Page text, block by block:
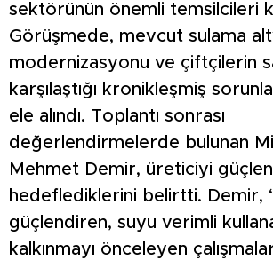
sektörünün önemli temsilcileri
Görüşmede, mevcut sulama
modernizasyonu ve çiftçilerin
karşılaştığı kronikleşmiş
ele alındı. Toplantı sonrası
değerlendirmelerde bulunan
Mehmet Demir, üreticiyi
hedeflediklerini belirtti. Demir,
güçlendiren, suyu verimli
kalkınmayı önceleyen